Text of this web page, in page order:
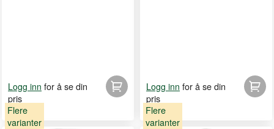
Logg inn for å se din
pris
Logg inn for å se din
pris
Flere
varianter
Flere
varianter